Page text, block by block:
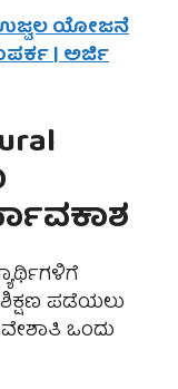
ಉಜ್ವಲ ಯೋಜನೆ
| ಅರ್ಜಿ
ಪಡೆಯಲು
ಒಂದು